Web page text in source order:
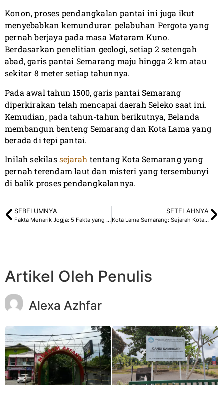
Konon, proses pendangkalan pantai ini juga ikut
menyebabkan kemunduran pelabuhan Pergota yang
pernah berjaya pada masa Mataram Kuno.
Berdasarkan penelitian geologi, setiap 2 setengah
abad, garis pantai Semarang maju hingga 2 km atau
sekitar 8 meter setiap tahunnya.
Pada awal tahun 1500, garis pantai Semarang
diperkirakan telah mencapai daerah Seleko saat ini.
Kemudian, pada tahun-tahun berikutnya, Belanda
membangun benteng Semarang dan Kota Lama yang
berada di tepi pantai.
Inilah sekilassejarah tentang Kota Semarang yang
pernah terendam laut dan misteri yang tersembunyi
di balik proses pendangkalannya.
SEBELUMNYA
Fakta Menarik Jogja: 5 Fakta yang Perlu Anda Ketahui
SETELAHNYA
Kota Lama Semarang: Sejarah Kota Lama Semarang
Artikel Oleh Penulis
Alexa Azhfar